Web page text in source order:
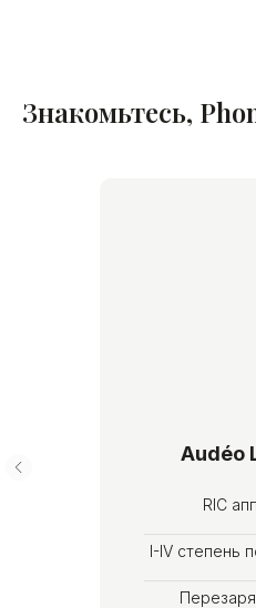
Знакомьтесь,
Audéo
RIC
I-IV степень